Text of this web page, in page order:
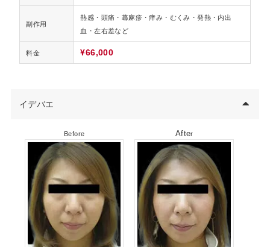
副作用
熱感・頭痛・蕁麻疹・痒み・むくみ・発熱・内出
血・左右差など
料金 ¥66,000
イデバエ
Before After